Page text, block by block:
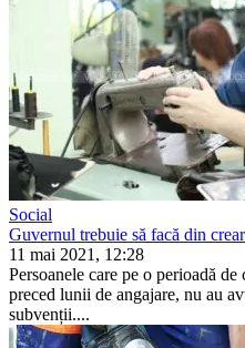
Social
Guvernul trebuie să facă din
11 mai 2021, 12:28
Persoanele care pe o perioadă
preced lunii de angajare, nu au
subvenții....